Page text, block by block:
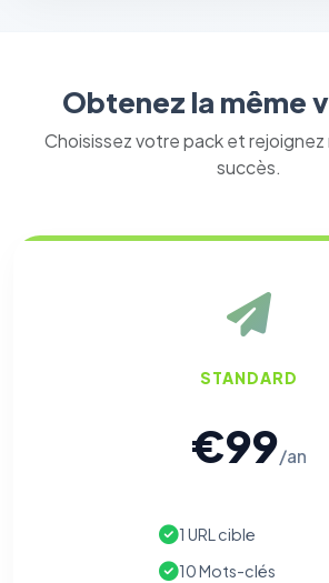
Obtenez la même
Choisissez votre pack et
succès.
STANDARD
€99/an
1 URL cible
10 Mots-clés